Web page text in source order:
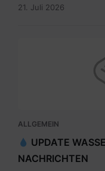
21. Juli 2026
ALLGEMEIN
UPDATE
NACHRICHTEN